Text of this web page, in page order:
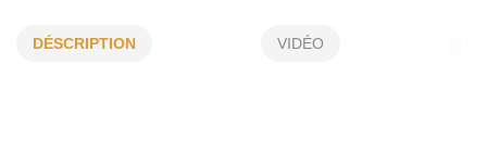
CHAUFFAGE PATRICK DUFOUR
DÉSCRIPTION VIDÉO